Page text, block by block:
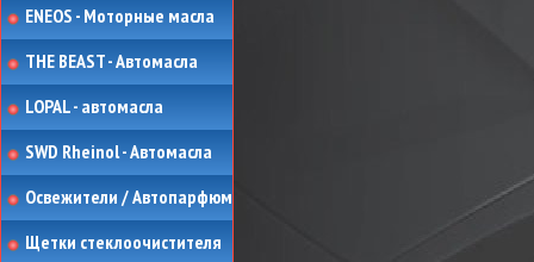
ENEOS - Моторные масла
THE BEAST - Автомасла
LOPAL - автомасла
SWD Rheinol - Автомасла
Освежители / Автопарфюм
Щетки стеклоочистителя